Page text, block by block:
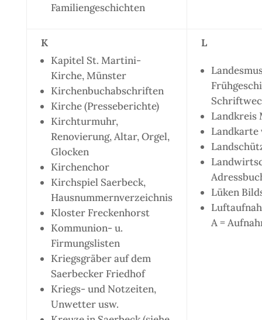
Familiengeschichten
K
Kapitel St. Martini-
Kirche, Münster
Kirchenbuchabschriften
Kirche (Presseberichte)
Kirchturmuhr,
Renovierung, Altar, Orgel,
Glocken
Kirchenchor
Kirchspiel Saerbeck,
Hausnummernverzeichnis
Kloster Freckenhorst
Kommunion- u.
Firmungslisten
Kriegsgräber auf dem
Saerbecker Friedhof
Kriegs- und Notzeiten,
Unwetter usw.
L
Landkreis
Landkarte
Lüken
A =